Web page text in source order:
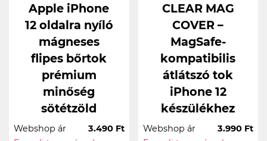
Apple iPhone
12 oldalra nyíló
mágneses
flipes bőrtok
prémium
minőség
sötétzöld
Webshop ár
3.490 Ft
CLEAR MAG
COVER –
MagSafe-
kompatibilis
átlátszó tok
iPhone 12
készülékhez
Webshop ár
3.990 Ft